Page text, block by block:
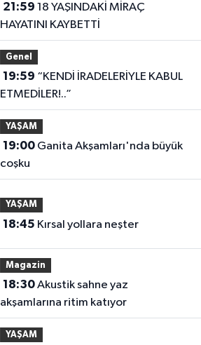
21:59
HAYATINI KAYBETTİ
Genel
19:59
ETMEDİLER!..”
YAŞAM
19:00Ganita Akşamları'nda büyük
coşku
YAŞAM
18:45 Kırsal yollara neşter
Magazin
18:30Akustik sahne yaz
akşamlarına ritim katıyor
YAŞAM